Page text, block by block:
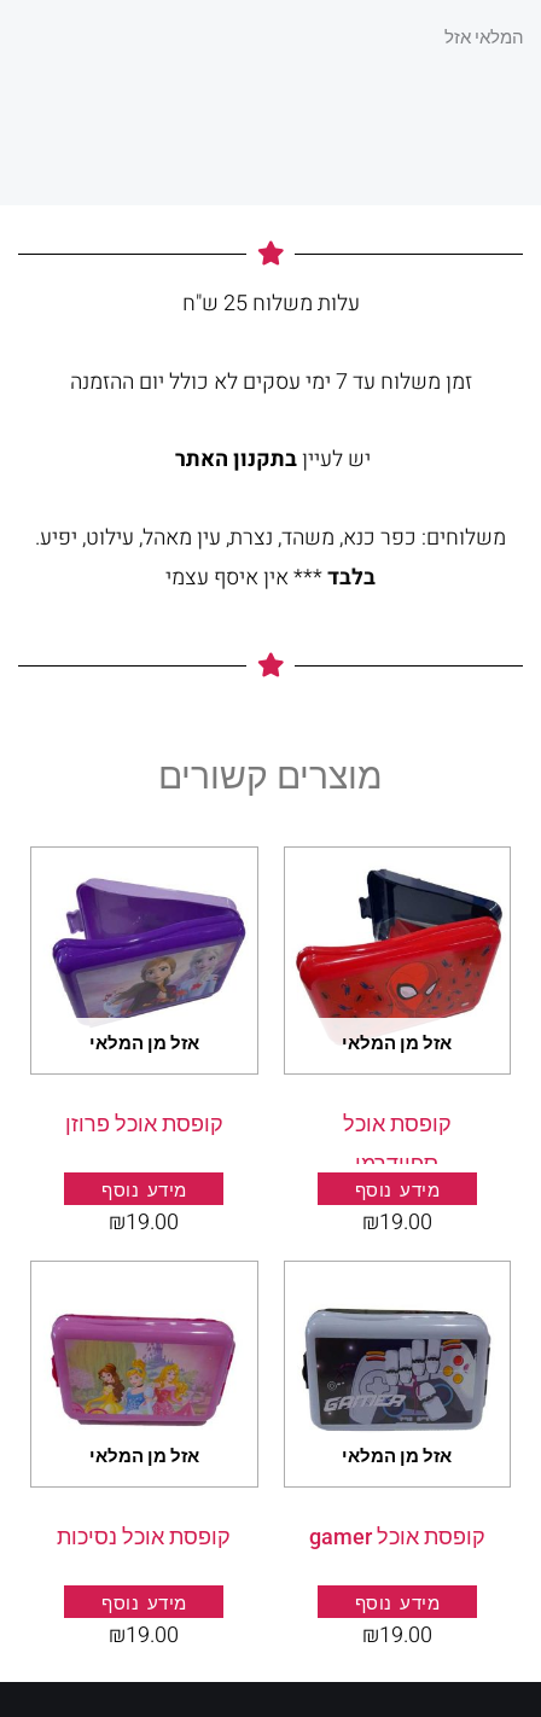
המלאי אזל
עלות משלוח 25 ש"ח
זמן משלוח עד 7 ימי עסקים לא כולל יום ההזמנה
יש לעייןבתקנון האתר
משלוחים: כפר כנא, משהד, נצרת, עין מאהל, עילוט, יפיע.
בלבד*** אין איסף עצמי
מוצרים קשורים
אזל מן המלאי
קופסת אוכל
ספיידרמן
מידע נוסף
₪19.00
אזל מן המלאי
קופסת אוכל פרוזן
מידע נוסף
₪19.00
אזל מן המלאי
קופסת אוכל gamer
מידע נוסף
₪19.00
אזל מן המלאי
קופסת אוכל נסיכות
מידע נוסף
₪19.00